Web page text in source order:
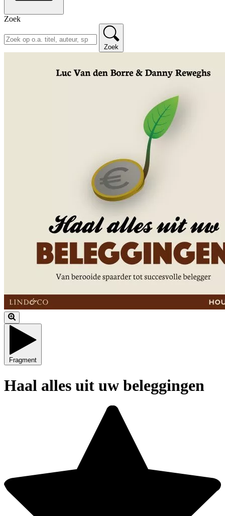
Zoek
Zoek
Fragment
Haal alles uit uw beleggingen